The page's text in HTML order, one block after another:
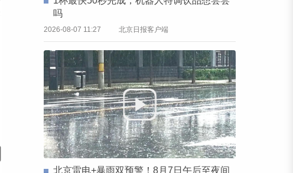
吗
2026-08-07 11:27 北京日报客户端
北京雷电+暴雨双预警！8月7日午后至夜间